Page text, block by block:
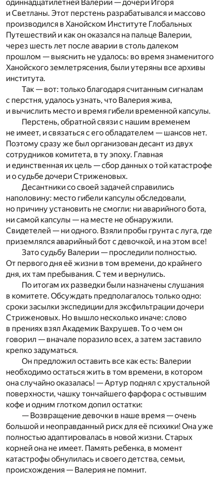
одиннадцатилетней Валерии — дочери Игоря
и Светланы. Этот перстень разрабатывался и массово
производился в Ханойском Институте Глобальных
Путешествий и как он оказался на пальце Валерии,
через шесть лет после аварии в столь далеком
прошлом — выяснить не удалось: во время знаменитого
Ханойского землетрясения, были утеряны все архивы
института.
Так — вот: только благодаря считанным сигналам
с перстня, удалось узнать, что Валерия жива,
и вычислить место и время гибели временной капсулы.
Перстень, обратной связи с нашим временем
не имеет, и связаться с его обладателем — шансов нет.
Поэтому сразу же был организован десант из двух
сотрудников комитета, в ту эпоху. Главная
и единственная их цель — сбор данных о той катастрофе
и о судьбе дочери Стриженовых.
Десантники со своей задачей справились
наполовину: место гибели капсулы обследовали,
но причину установить не смогли: ни аварийного бота,
ни самой капсулы — на месте не обнаружили.
Свидетелей — ни одного. Взяли пробы грунта с луга, где
приземлялся аварийный бот с девочкой, и на этом все!
Зато судьбу Валерии — проследили полностью.
От первого дня её жизни в том времени, до крайнего
дня, их там пребывания. С тем и вернулись.
По итогам их разведки были назначены слушания
в комитете. Обсуждать предполагалось только одно:
сроки засылки экспедиции для эксфильтрации дочери
Стриженовых. Но вышло несколько иначе: слово
в прениях взял Академик Вахрушев. То о чем он
говорил — вначале поразило всех, а затем заставило
крепко задуматься.
Он предложил оставить все как есть: Валерии
необходимо остаться жить в том времени, в котором
она случайно оказалась! — Артур поднял с хрустальной
поверхности, чашку тончайшего фарфора с остывшим
кофе и одним глотком допил остатки:
— Возвращение девочки в наше время — очень
большой и неоправданный риск для её психики! Она уже
полностью адаптировалась в новой жизни. Старых
корней она не имеет. Память ребенка, в момент
катастрофы обнулилась и своего детства, семьи,
происхождения — Валерия не помнит.